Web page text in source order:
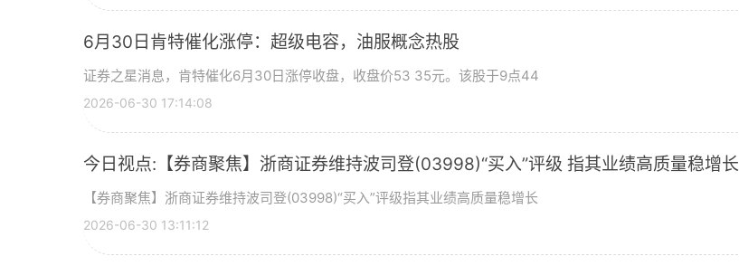
6月30日肯特催化涨停：超级电容，油服概念热股
证券之星消息，肯特催化6月30日涨停收盘，收盘价53 35元。该股于9点44
2026-06-30 17:14:08
今日视点:【券商聚焦】浙商证券维持波司登(03998)“买入”评级 指其业绩高质量稳增长
【券商聚焦】浙商证券维持波司登(03998)“买入”评级指其业绩高质量稳增长
2026-06-30 13:11:12